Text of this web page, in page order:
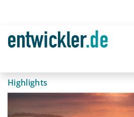
Highlights